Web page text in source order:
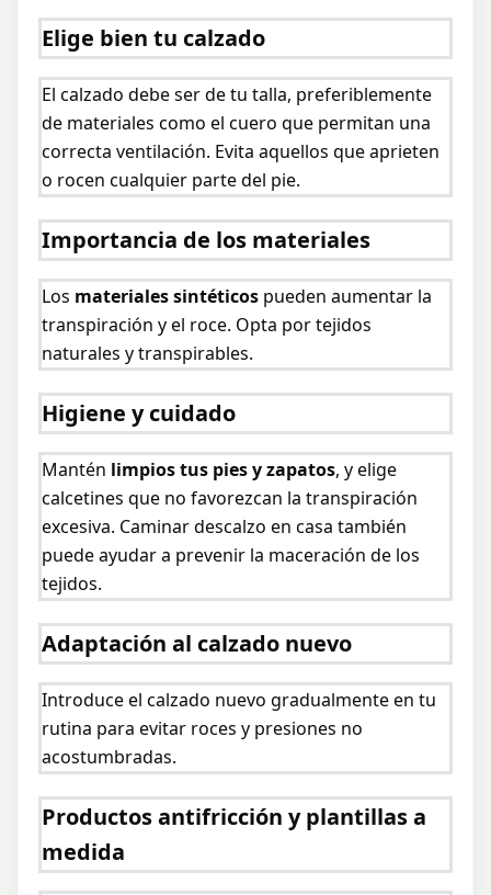
Elige bien tu calzado
El calzado debe ser de tu talla, preferiblemente
de materiales como el cuero que permitan una
correcta ventilación. Evita aquellos que aprieten
o rocen cualquier parte del pie.
Importancia de los materiales
Los materiales sintéticos pueden aumentar la
transpiración y el roce. Opta por tejidos
naturales y transpirables.
Higiene y cuidado
Mantén limpios tus pies y zapatos, y elige
calcetines que no favorezcan la transpiración
excesiva. Caminar descalzo en casa también
puede ayudar a prevenir la maceración de los
tejidos.
Adaptación al calzado nuevo
Introduce el calzado nuevo gradualmente en tu
rutina para evitar roces y presiones no
acostumbradas.
Productos antifricción y plantillas a
medida